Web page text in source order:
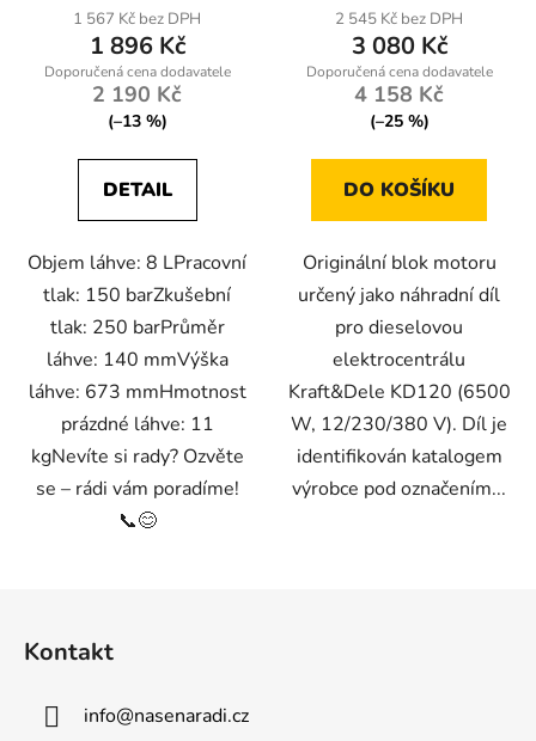
1 567 Kč bez DPH
1 896 Kč
2 190 Kč
(–13 %)
DETAIL
Objem láhve: 8 LPracovní
tlak: 150 barZkušební
tlak: 250 barPrůměr
láhve: 140 mmVýška
láhve: 673 mmHmotnost
prázdné láhve: 11
kgNevíte si rady? Ozvěte
se – rádi vám poradíme!
📞😊
2 545 Kč bez DPH
3 080 Kč
4 158 Kč
(–25 %)
DO KOŠÍKU
Originální blok motoru
určený jako náhradní díl
pro dieselovou
elektrocentrálu
Kraft&Dele KD120 (6500
W, 12/230/380 V). Díl je
identifikován katalogem
výrobce pod označením...
Kontakt
info@nasenaradi.cz